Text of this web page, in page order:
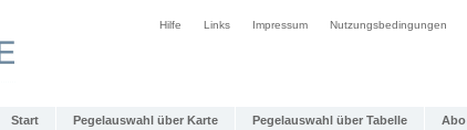
Hilfe Links Impressum Nutzungsbedingungen
Start Pegelauswahl über Karte Pegelauswahl über Tabelle Abo